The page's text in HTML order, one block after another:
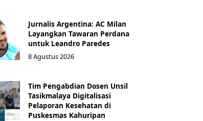
Jurnalis Argentina: AC Milan
Layangkan Tawaran Perdana
untuk Leandro Paredes
8 Agustus 2026
Tim Pengabdian Dosen Unsil
Tasikmalaya Digitalisasi
Pelaporan Kesehatan di
Puskesmas Kahuripan